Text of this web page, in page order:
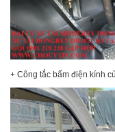
+ Công tắc bấm điện kính